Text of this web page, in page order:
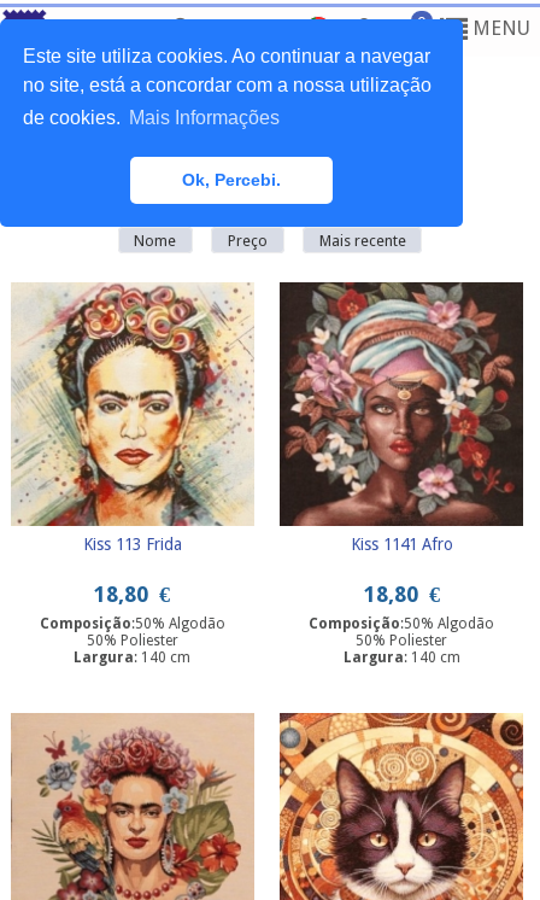
Este site utiliza cookies. Ao continuar a navegar
no site, está a concordar com a nossa utilização
de cookies. Mais Informações
Ok, Percebi.
0 MENU
Existem20produto(s) nesta categoria
Nome Preço Mais recente
Kiss 113 Frida
18,80 €
Composição:50% Algodão
50% Poliester
Largura: 140 cm
Kiss 1141 Afro
18,80 €
Composição:50% Algodão
50% Poliester
Largura: 140 cm